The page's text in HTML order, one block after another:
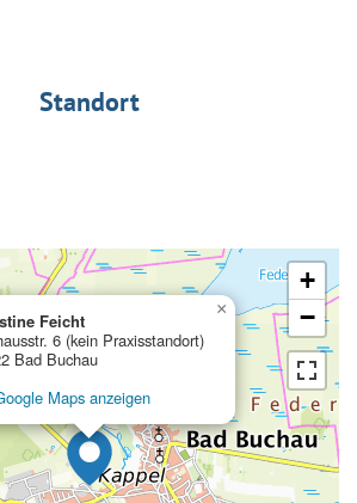
Standort
Feicht
6 (kein Praxisstandort)
Bad Buchau
Maps anzeigen
×
+
−